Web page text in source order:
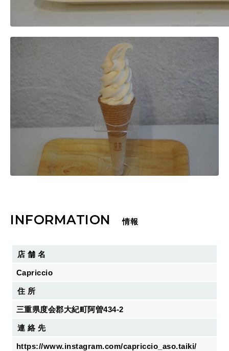
INFORMATION 情報
店 舗 名
Capriccio
住 所
三重県度会郡大紀町阿曽434-2
連 絡 先
https://www.instagram.com/capriccio_aso.taiki/